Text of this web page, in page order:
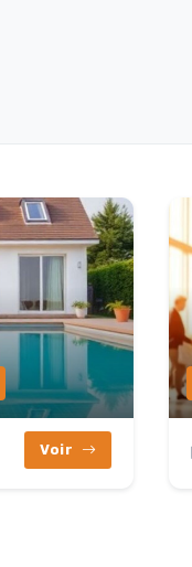
Voir